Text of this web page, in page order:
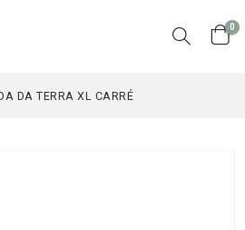
Cart
0
DA TERRA XL CARRÉ